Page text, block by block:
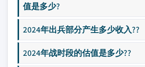
值是多少?
2024年出兵部分产生多少收入??
2024年战时段的估值是多少??